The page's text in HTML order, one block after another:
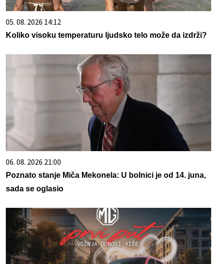
05. 08. 2026 14:12
Koliko visoku temperaturu ljudsko telo može da izdrži?
06. 08. 2026 21:00
Poznato stanje Miča Mekonela: U bolnici je od 14. juna,
sada se oglasio